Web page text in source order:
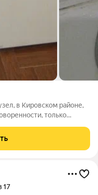
в Кировском районе,
только
17